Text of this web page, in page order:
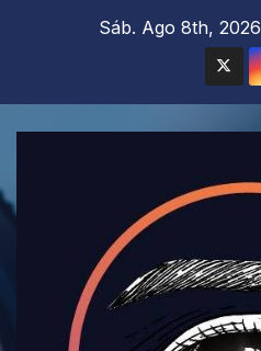
Sáb. Ago 8th, 2026